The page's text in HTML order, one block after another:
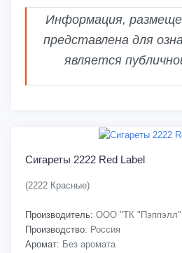
Информация,
представлена для
является
Сигареты 2222 Red Label
(2222 Красные)
Производитель: ООО "ТК "Пэппэлл"
Производство: Россия
Аромат: Без аромата